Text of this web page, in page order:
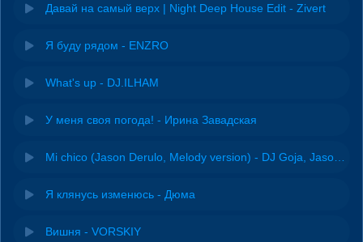
Давай на самый верх | Night Deep House Edit - Zivert
Я буду рядом - ENZRO
What's up - DJ.ILHAM
У меня своя погода! - Ирина Завадская
Я клянусь изменюсь - Дюма
Вишня - VORSKIY